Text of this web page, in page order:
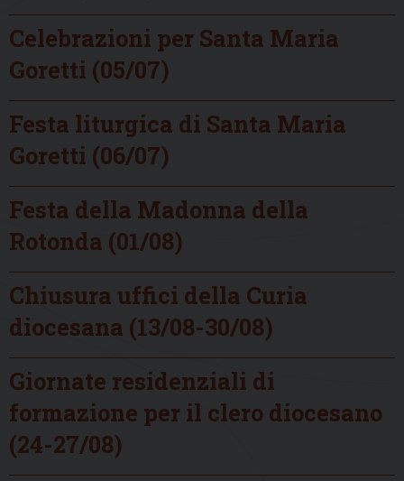
Celebrazioni per Santa Maria
Goretti (05/07)
Festa liturgica di Santa Maria
Goretti (06/07)
Festa della Madonna della
Rotonda (01/08)
Chiusura uffici della Curia
diocesana (13/08-30/08)
Giornate residenziali di
formazione per il clero diocesano
(24-27/08)